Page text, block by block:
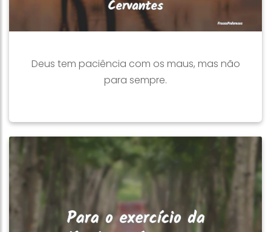
Deus tem paciência com os maus, mas não
para sempre.